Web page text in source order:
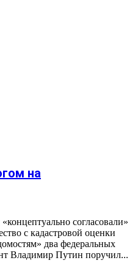
на
согласовали»
с кадастровой оценки
два федеральных
Владимир Путин поручил...